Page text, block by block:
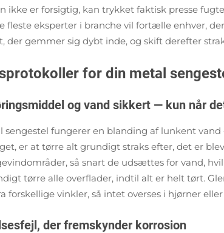
ikke er forsigtig, kan trykket faktisk presse
fleste eksperter i branche vil fortælle enhver,
der gemmer sig dybt inde, og skift derefter
for din metal
og vand sikkert — kun når
sengestel fungerer en blanding af lunkent
er at tørre alt grundigt straks efter, det er
så snart de udsættes for vand,
tørre alle overflader, indtil alt er helt tørt.
vinkler, så intet overses i hjørner
der fremskynder korrosion